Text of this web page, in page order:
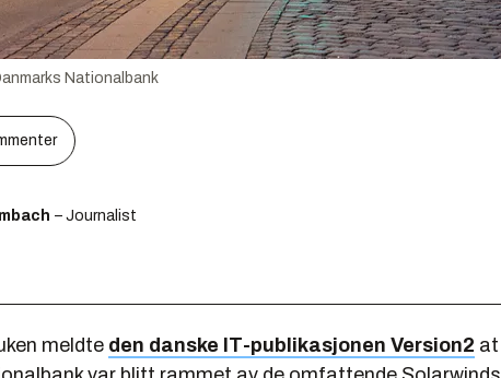
Nationalbank
– Journalist
meldte den danske IT-publikasjonen Version2 at